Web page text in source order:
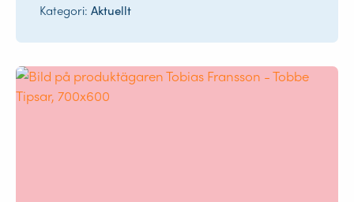
Kategori:Aktuellt